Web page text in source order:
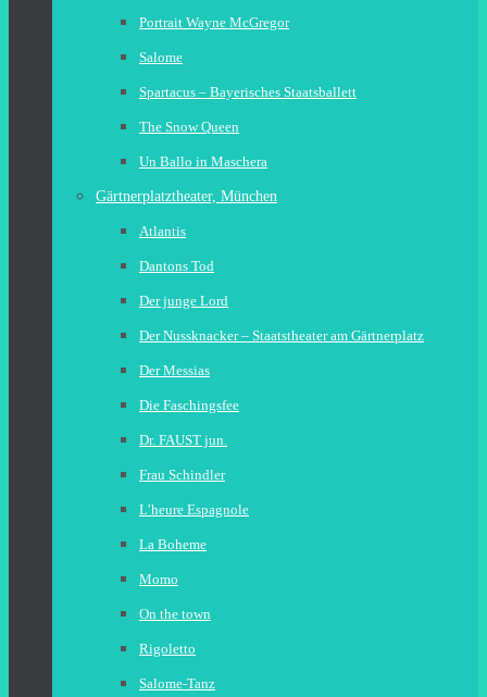
Portrait Wayne McGregor
Salome
Spartacus – Bayerisches Staatsballett
The Snow Queen
Un Ballo in Maschera
Gärtnerplatztheater, München
Atlantis
Dantons Tod
Der junge Lord
Der Nussknacker – Staatstheater am Gärtnerplatz
Der Messias
Die Faschingsfee
Dr. FAUST jun.
Frau Schindler
L’heure Espagnole
La Boheme
Momo
On the town
Rigoletto
Salome-Tanz